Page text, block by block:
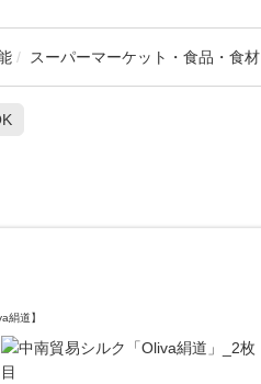
スーパーマーケット・食品・食材
絹道】